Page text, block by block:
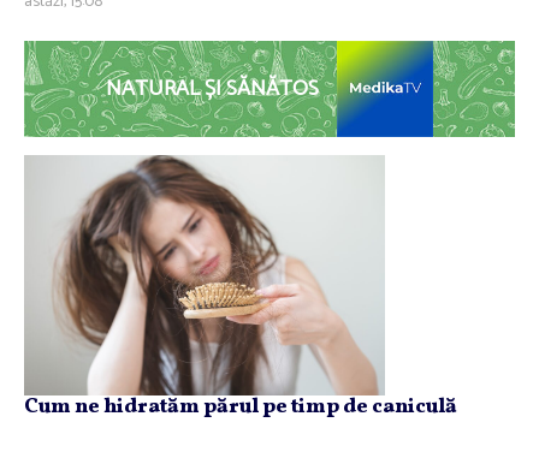
NATURAL ȘI SĂNĂTOS
Cum ne hidratăm părul pe timp de caniculă